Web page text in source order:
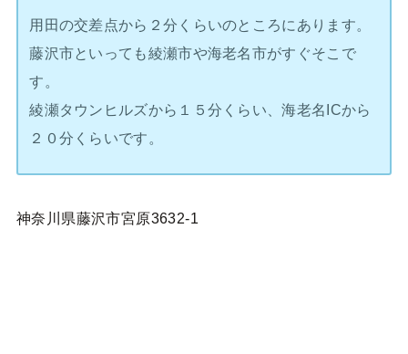
用田の交差点から２分くらいのところにあります。
藤沢市といっても綾瀬市や海老名市がすぐそこで
す。
綾瀬タウンヒルズから１５分くらい、海老名ICから
２０分くらいです。
神奈川県藤沢市宮原3632-1